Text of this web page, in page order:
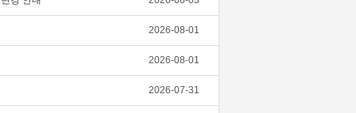
2026-08-01
2026-08-01
2026-07-31